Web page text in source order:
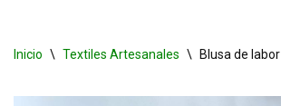
Inicio \ Textiles Artesanales \ Blusa de labor